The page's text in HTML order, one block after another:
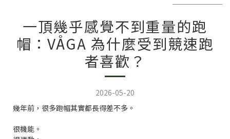
一頂幾乎感覺不到重量的跑
帽：VÅGA 為什麼受到競速跑
者喜歡？
2026-05-20
幾年前，很多跑帽其實都長得差不多。
很機能。